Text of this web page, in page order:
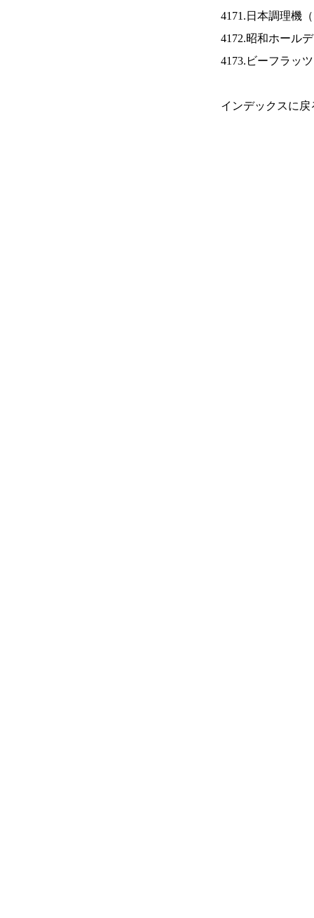
4171.日本調理機（
4172.昭和ホール
4173.ビーフラッ
インデックスに戻